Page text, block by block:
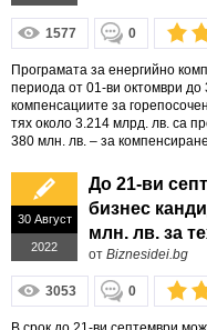
1577 0
Програмата за енергийно
периода от 01-ви октомври
компенсациите за
тях около 3.214 млрд. лв. са
380 млн. лв. – за
30 Август
2022
До 21-ви
бизнес
млн. лв. за
от Biznesidei.bg
3053 0